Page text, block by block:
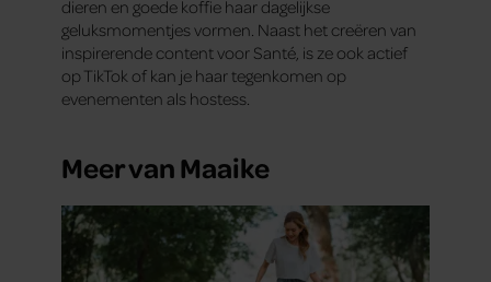
dieren en goede koffie haar dagelijkse
geluksmomentjes vormen. Naast het creëren van
inspirerende content voor Santé, is ze ook actief
op TikTok of kan je haar tegenkomen op
evenementen als hostess.
Meer van Maaike